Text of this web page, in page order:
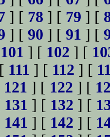
] [ 78 ] [ 79 ] [
] [ 90 ] [ 91 ] [
101 ] [ 102 ] [
111 ] [ 112 ] [
121 ] [ 122 ] [
131 ] [ 132 ] [
141 ] [ 142 ] [